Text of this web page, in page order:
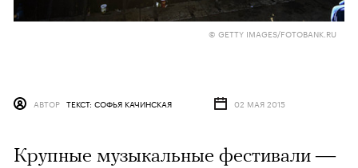
© GETTY IMAGES/FOTOBANK.RU
АВТОР ТЕКСТ: СОФЬЯ КАЧИНСКАЯ 02 МАЯ 2015
Крупные музыкальные фестивали —